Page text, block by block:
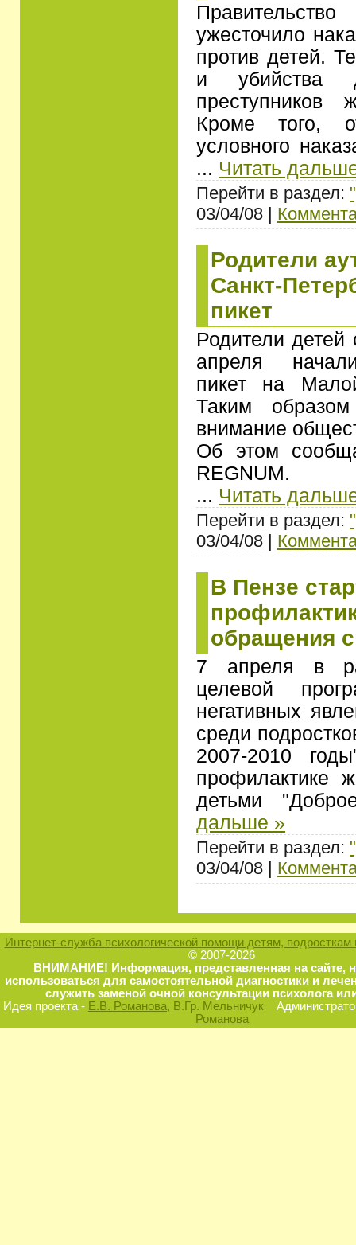
ужесточило
против детей.
и
преступников
Кроме того,
условного
... Читать
Перейти в раздел:
03/04/08 |
Родители
Санкт-
пикет
Родители
апреля
пикет на
Таким
внимание
Об этом
REGNUM.
... Читать
Перейти в раздел:
03/04/08 |
В Пензе
обращения
7 апреля в
целевой
негативных
среди
2007-2010
профилактике
детьми
дальше »
Перейти в раздел:
03/04/08 |
Интернет-служба психологической помощи детям, подросткам
© 2007-2026
ВНИМАНИЕ! Информация, представленная на сайте,
использоваться для самостоятельной диагностики и
служить заменой очной консультации психолога
Идея проекта - Е.В. Романова, В.Гр. Мельничук
Романова